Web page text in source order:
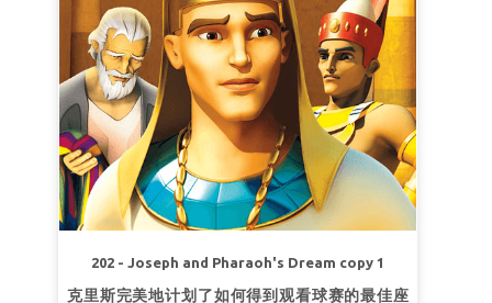
超级真理：“无论如何，我都要顺服上帝。”
超级经文：
“忍受试探的人是有福的，因为他经过
试验以后，必得生命的冠冕，这是主应许给那些爱
他之人的。”雅各书1：12（和合本）
第2课上帝能
超级真理：上帝能救我。
超级经文：
“即便如此，我们所侍奉的神，能将我
们从烈火的窑中救出来。王啊，他也必救我们脱离
202 - Joseph and Pharaoh's Dream copy 1
克里斯完美地计划了如何得到观看球赛的最佳座